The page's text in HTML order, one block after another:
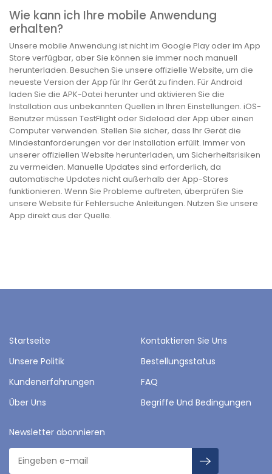
Wie kann ich Ihre mobile Anwendung
erhalten?
Unsere mobile Anwendung ist nicht im Google Play oder im App
Store verfügbar, aber Sie können sie immer noch manuell
herunterladen. Besuchen Sie unsere offizielle Website, um die
neueste Version der App für Ihr Gerät zu finden. Für Android
laden Sie die APK-Datei herunter und aktivieren Sie die
Installation aus unbekannten Quellen in Ihren Einstellungen. iOS-
Benutzer müssen TestFlight oder Sideload der App über einen
Computer verwenden. Stellen Sie sicher, dass Ihr Gerät die
Mindestanforderungen vor der Installation erfüllt. Immer von
unserer offiziellen Website herunterladen, um Sicherheitsrisiken
zu vermeiden. Manuelle Updates sind erforderlich, da
automatische Updates nicht außerhalb der App-Stores
funktionieren. Wenn Sie Probleme auftreten, überprüfen Sie
unsere Website für Fehlersuche Anleitungen. Nutzen Sie unsere
App direkt aus der Quelle.
Startseite
Kontaktieren Sie Uns
Unsere Politik
Bestellungsstatus
Kundenerfahrungen
FAQ
Über Uns
Begriffe Und Bedingungen
Newsletter abonnieren